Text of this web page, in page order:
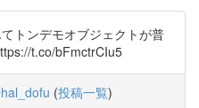
トンデモオブジェクトが普
t.co/bFmctrCIu5
(投稿一覧)